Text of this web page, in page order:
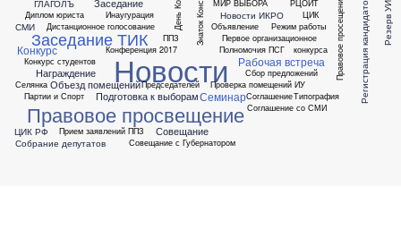
ГЛАГОЛЪ
Диплом юриста
Дистанционное голосование
Заседание ТИК
Инаугурация
Конкурс
Конкурс студентов
Конференция 2017
МИР ВЫБОРА
Награждение Новости
Новости ИКРО
Объезд помещений
Объявление
ППЗ
Партии и Спорт
Первое организационное
Подготовка к выборам
Полномочия ПСГ
Правовое просвещение
Правовое просещение
Председателей
Прием заявлений ППЗ
Проверка помещений ИУ
РЦОИТ
Рабочая встреча Регистрация кандидатов
Режим работы Резерв УИК
СМИ
Сбор предложений
Селянка
Семинар
Собрание депутатов
Совещание
Совещание с Губернатором
Соглашение
Соглашение со СМИ
Типография
ЦИК
ЦИК РФ
конкурса